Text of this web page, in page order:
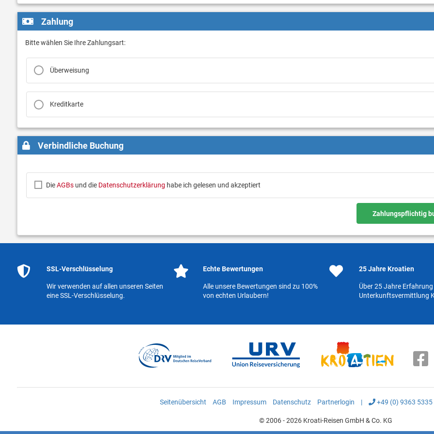
Zahlung
Bitte wählen Sie Ihre Zahlungsart:
Überweisung
Kreditkarte
Verbindliche Buchung
DieAGBsund die Datenschutzerklärung habe ich gelesen und akzeptiert
Zahlungspflichtig
SSL-Verschlüsselung
Wir verwenden auf allen unseren Seiten
eine SSL-Verschlüsselung.
Echte Bewertungen
Alle unsere Bewertungen sind zu 100%
von echten Urlaubern!
25 Jahre Kroatien
Über 25 Jahre
Unterkunftsvermittlung
Seitenübersicht AGB Impressum Datenschutz Partnerlogin | +49 (0) 9363 5335
© 2006 - 2026 Kroati-Reisen GmbH & Co. KG